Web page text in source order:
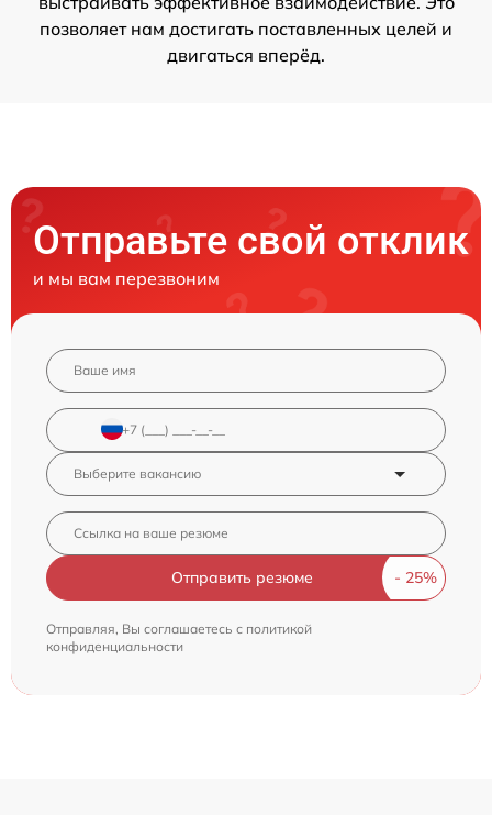
позволяет нам достигать поставленных целей и
двигаться вперёд.
Отправьте свой отклик
и мы вам перезвоним
Отправить резюме
Отправляя, Вы соглашаетесь с политикой
конфиденциальности